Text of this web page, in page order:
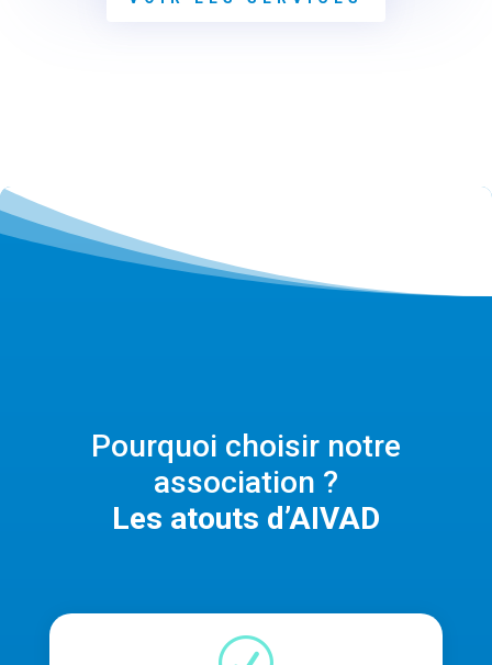
Pourquoi choisir notre
association ?
Les atouts d’AIVAD